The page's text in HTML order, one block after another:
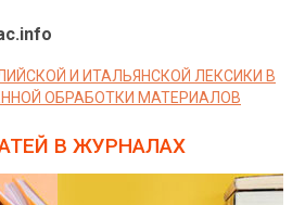
И ИТАЛЬЯНСКОЙ ЛЕКСИКИ В
ОБРАБОТКИ МАТЕРИАЛОВ
В ЖУРНАЛАХ